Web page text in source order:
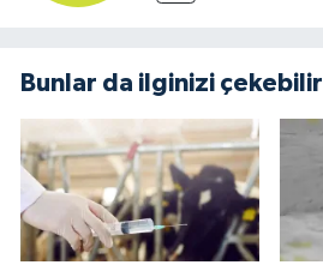
Bunlar da ilginizi çekebilir